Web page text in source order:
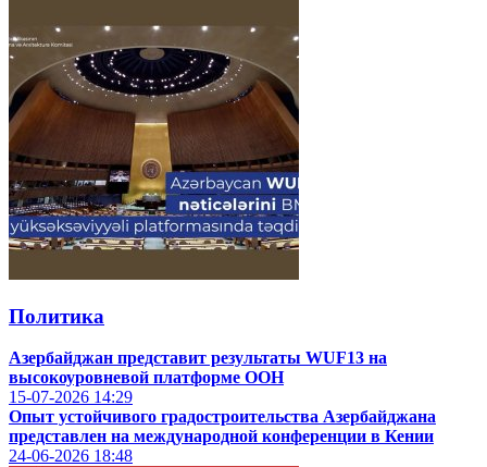
Политика
Азербайджан представит результаты WUF13 на
высокоуровневой платформе ООН
15-07-2026 14:29
Опыт устойчивого градостроительства Азербайджана
представлен на международной конференции в Кении
24-06-2026 18:48